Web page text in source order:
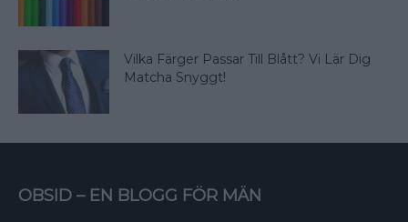
Vilka Färger Passar Till Blått? Vi Lär Dig
Matcha Snyggt!
OBSID – EN BLOGG FÖR MÄN